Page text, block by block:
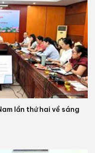
lần thứ hai về sáng